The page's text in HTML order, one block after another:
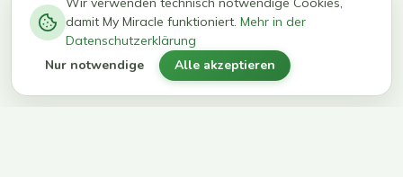
kg in 12
Wochen
erreichen
ihr Ziel
damit My Miracle funktioniert. Mehr in der
Datenschutzerklärung
Nur notwendige Alle akzeptieren